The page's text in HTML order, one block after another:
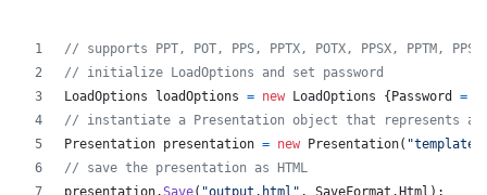
// supports PPT, POT, PPS, PPTX, POTX, PPSX, PPTM,
// initialize LoadOptions and set password
LoadOptions
loadOptions = new LoadOptions { Password =
// instantiate a Presentation object that represents a
Presentation presentation = new Presentation(
// save the presentation as HTML
presentation.Save( "output.html" , SaveFormat . Html ) ;